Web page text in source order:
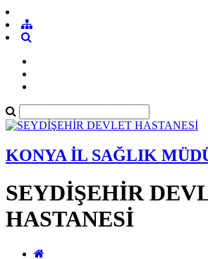
KONYA İL SAĞLIK
SEYDİŞEHİR
HASTANESİ